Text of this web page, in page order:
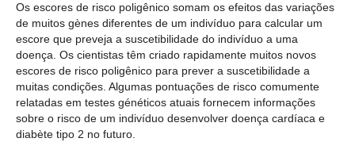
Os escores de risco poligênico somam os efeitos das variações
de muitos gènes diferentes de um indivíduo para calcular um
escore que preveja a suscetibilidade do indivíduo a uma
doença. Os cientistas têm criado rapidamente muitos novos
escores de risco poligênico para prever a suscetibilidade a
muitas condições. Algumas pontuações de risco comumente
relatadas em testes généticos atuais fornecem informações
sobre o risco de um indivíduo desenvolver doença cardíaca e
diabète tipo 2 no futuro.